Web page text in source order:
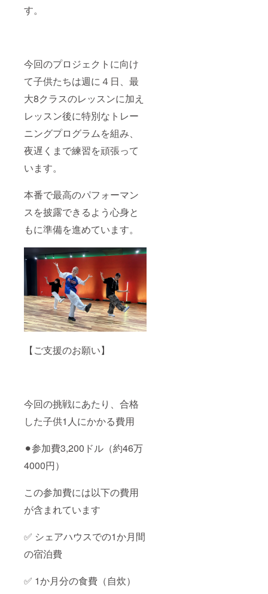
す。
今回のプロジェクトに向け
て子供たちは週に４日、最
大8クラスのレッスンに加え
レッスン後に特別なトレー
ニングプログラムを組み、
夜遅くまで練習を頑張って
います。
本番で最高のパフォーマン
スを披露できるよう心身と
もに準備を進めています。
【ご支援のお願い】
今回の挑戦にあたり、合格
した子供1人にかかる費用
⚫︎参加費3,200ドル（約46万
4000円）
この参加費には以下の費用
が含まれています
✅ シェアハウスでの1か月間
の宿泊費
✅ 1か月分の食費（自炊）